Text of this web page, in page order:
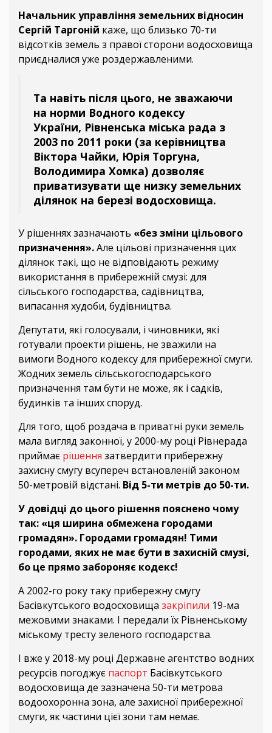
Начальник управління земельних відносин
Сергій Таргоній каже, що близько 70-ти
відсотків земель з правої сторони водосховища
приєдналися уже роздержавленими.
Та навіть після цього, не зважаючи
на норми Водного кодексу
України, Рівненська міська рада з
2003 по 2011 роки (за керівництва
Віктора Чайки, Юрія Торгуна,
Володимира Хомка) дозволяє
приватизувати ще низку земельних
ділянок на березі водосховища.
У рішеннях зазначають «без зміни цільового
призначення».Але цільові призначення цих
ділянок такі, що не відповідають режиму
використання в прибережній смузі: для
сільського господарства, садівництва,
випасання худоби, будівництва.
Депутати, які голосували, і чиновники, які
готували проекти рішень, не зважили на
вимоги Водного кодексу для прибережної смуги.
Жодних земель сільськогосподарського
призначення там бути не може, як і садків,
будинків та інших споруд.
Для того, щоб роздача в приватні руки земель
мала вигляд законної, у 2000-му році Рівнерада
приймає рішення затвердити прибережну
захисну смугу всупереч встановленій законом
50-метровій відстані. Від 5-ти метрів до 50-ти.
У довідці до цього рішення пояснено чому
так: «ця ширина обмежена городами
громадян». Городами громадян! Тими
городами, яких не має бути в захисній смузі,
бо це прямо забороняє кодекс!
А 2002-го року таку прибережну смугу
Басівкутського водосховища закріпили 19-ма
межовими знаками. І передали їх Рівненському
міському тресту зеленого господарства.
І вже у 2018-му році Державне агентство водних
ресурсів погоджує паспорт Басівкутського
водосховища де зазначена 50-ти метрова
водоохоронна зона, але захисної прибережної
смуги, як частини цієї зони там немає.